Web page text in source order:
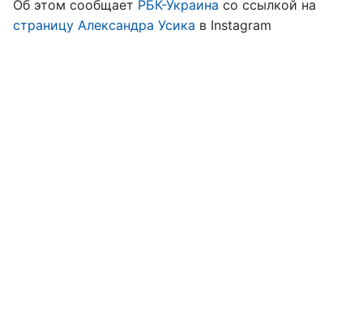
Об этом сообщает РБК-Украина со ссылкой на
страницу Александра Усика в Instagram